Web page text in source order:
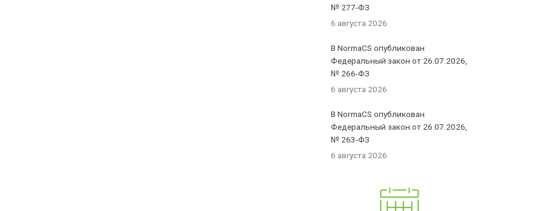
№ 277-ФЗ
6 августа 2026
В NormaCS опубликован
Федеральный закон от 26.07.2026,
№ 266-ФЗ
6 августа 2026
В NormaCS опубликован
Федеральный закон от 26.07.2026,
№ 263-ФЗ
6 августа 2026